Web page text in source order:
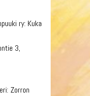
ry: Kuka
3,
Zorron